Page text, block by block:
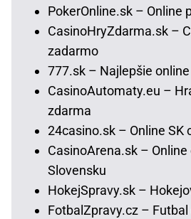
PokerOnline.sk – Online
CasinoHryZdarma.sk –
zadarmo
777.sk – Najlepšie
CasinoAutomaty.eu –
zdarma
24casino.sk – Online SK
CasinoArena.sk – Online
Slovensku
HokejSpravy.sk –
FotbalZpravy.cz –